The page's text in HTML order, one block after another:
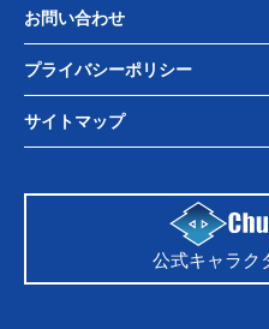
お問い合わせ
プライバシーポリシー
サイトマップ
公式キャラク